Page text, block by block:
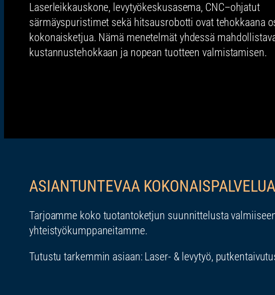
Laserleikkauskone, levytyökeskusasema, CNC–ohjatut
särmäyspuristimet sekä hitsausrobotti ovat tehokkaana
kokonaisketjua. Nämä menetelmät yhdessä
kustannustehokkaan ja nopean tuotteen valmistamisen.
ASIANTUNTEVAA KOKONAISPALVELUA
Tarjoamme koko tuotantoketjun suunnittelusta
yhteistyökumppaneitamme.
Tutustu tarkemmin asiaan: Laser- & levytyö,